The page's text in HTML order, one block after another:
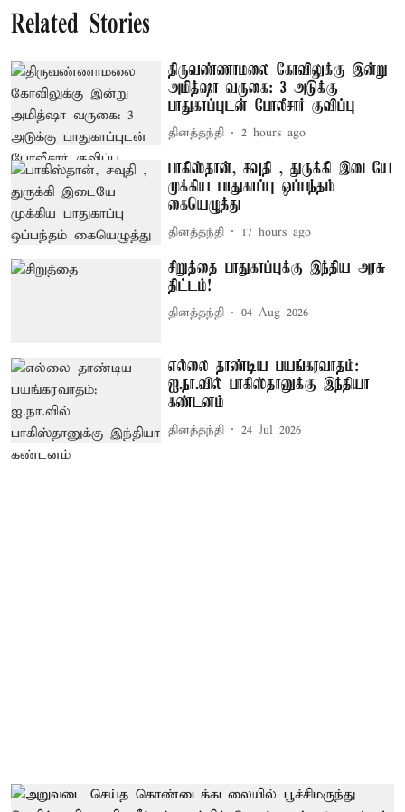
Related Stories
திருவண்ணாமலை கோவிலுக்கு இன்று
அமித்ஷா வருகை: 3 அடுக்கு
பாதுகாப்புடன் போலீசார் குவிப்பு
தினத்தந்தி 2 hours ago
பாகிஸ்தான், சவுதி , துருக்கி இடையே
முக்கிய பாதுகாப்பு ஒப்பந்தம்
கையெழுத்து
தினத்தந்தி 17 hours ago
சிறுத்தை பாதுகாப்புக்கு இந்திய அரசு
திட்டம்!
தினத்தந்தி 04 Aug 2026
எல்லை தாண்டிய பயங்கரவாதம்:
ஐ.நா.வில் பாகிஸ்தானுக்கு இந்தியா
கண்டனம்
தினத்தந்தி 24 Jul 2026